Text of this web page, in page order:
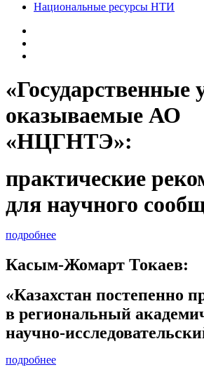
Национальные ресурсы НТИ
«Государственные
оказываемые АО
«НЦГНТЭ»:
практические
для научного
подробнее
Касым-Жомарт Токаев:
«Казахстан постепенно
в региональный
научно-
подробнее